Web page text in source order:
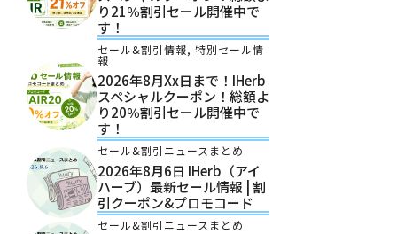
り21％割引セール開催中で
す！
セール&割引情報, 特別セール情
報
2026年8月xx日まで！iHerb
スペシャルクーポン！総額よ
り20％割引セール開催中で
す！
セール&割引ニュースまとめ
2026年8月6日 IHerb（アイ
ハーブ）最新セール情報 | 割
引クーポン&プロモコード
セール&割引ニュースまとめ